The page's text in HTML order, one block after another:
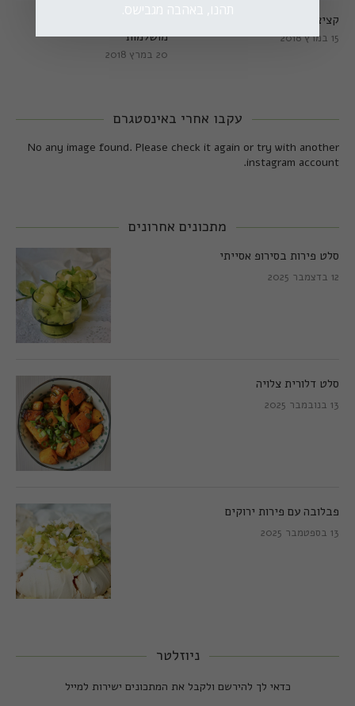
מושלמות
20 במרץ 2018
קציצות כרישה מושלמות
15 במרץ 2018
עקבו אחרי באינסטגרם
No any image found. Please check it again or try with another
instagram account.
מתכונים אחרונים
סלט פירות בסירופ אסייתי
12 בדצמבר 2025
סלט דלורית צלויה
13 בנובמבר 2025
פבלובה עם פירות ירוקים
13 בספטמבר 2025
ניוזלטר
כדאי לך להירשם ולקבל את המתכונים ישירות למייל
תהנו, באהבה מגבישס.